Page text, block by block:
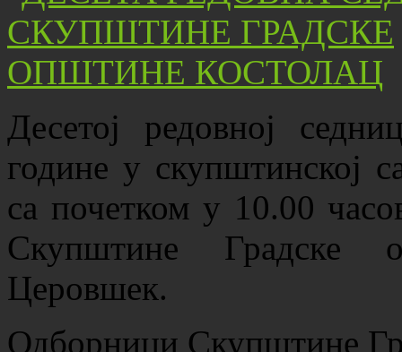
Десетој редовној
године у скупштинској
са почетком у 10.00
Скупштине Градске
Церовшек.
Одборници Скупштине